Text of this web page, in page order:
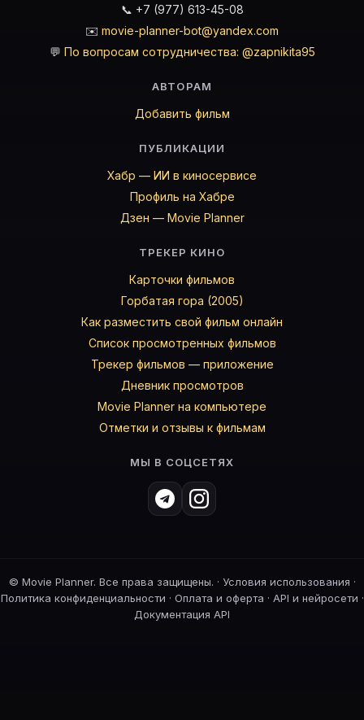
📞 +7 (977) 613-45-08
✉️ movie-planner-bot@yandex.com
💬 По вопросам сотрудничества: @zapnikita95
АВТОРАМ
Добавить фильм
ПУБЛИКАЦИИ
Хабр — ИИ в киносервисе
Профиль на Хабре
Дзен — Movie Planner
ТРЕКЕР КИНО
Карточки фильмов
Горбатая гора (2005)
Как разместить свой фильм онлайн
Список просмотренных фильмов
Трекер фильмов — приложение
Дневник просмотров
Movie Planner на компьютере
Отметки и отзывы к фильмам
МЫ В СОЦСЕТЯХ
© Movie Planner. Все права защищены. · Условия использования ·
Политика конфиденциальности · Оплата и оферта · API и нейросети ·
Документация API